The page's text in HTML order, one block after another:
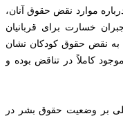
موارد نقض حقوق آنان،
خسارت برای قربانیان
به نقض حقوق کودکان نشان
کاملاً در تناقض بوده و
بر وضعیت حقوق بشر در